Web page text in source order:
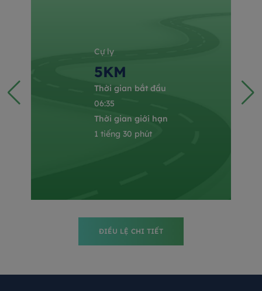
ĐIỀU LỆ CHI TIẾT
Cự ly
5KM
Thời gian bắt đầu
06:35
Thời gian giới hạn
1 tiếng 30 phút